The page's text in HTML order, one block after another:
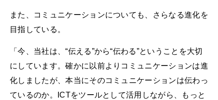
また、コミュニケーションについても、さらなる進化を
目指している。
「今、当社は、“伝える”から“伝わる”ということを大切
にしています。確かに以前よりコミュニケーションは進
化しましたが、本当にそのコミュニケーションは伝わっ
ているのか。ICTをツールとして活用しながら、もっと